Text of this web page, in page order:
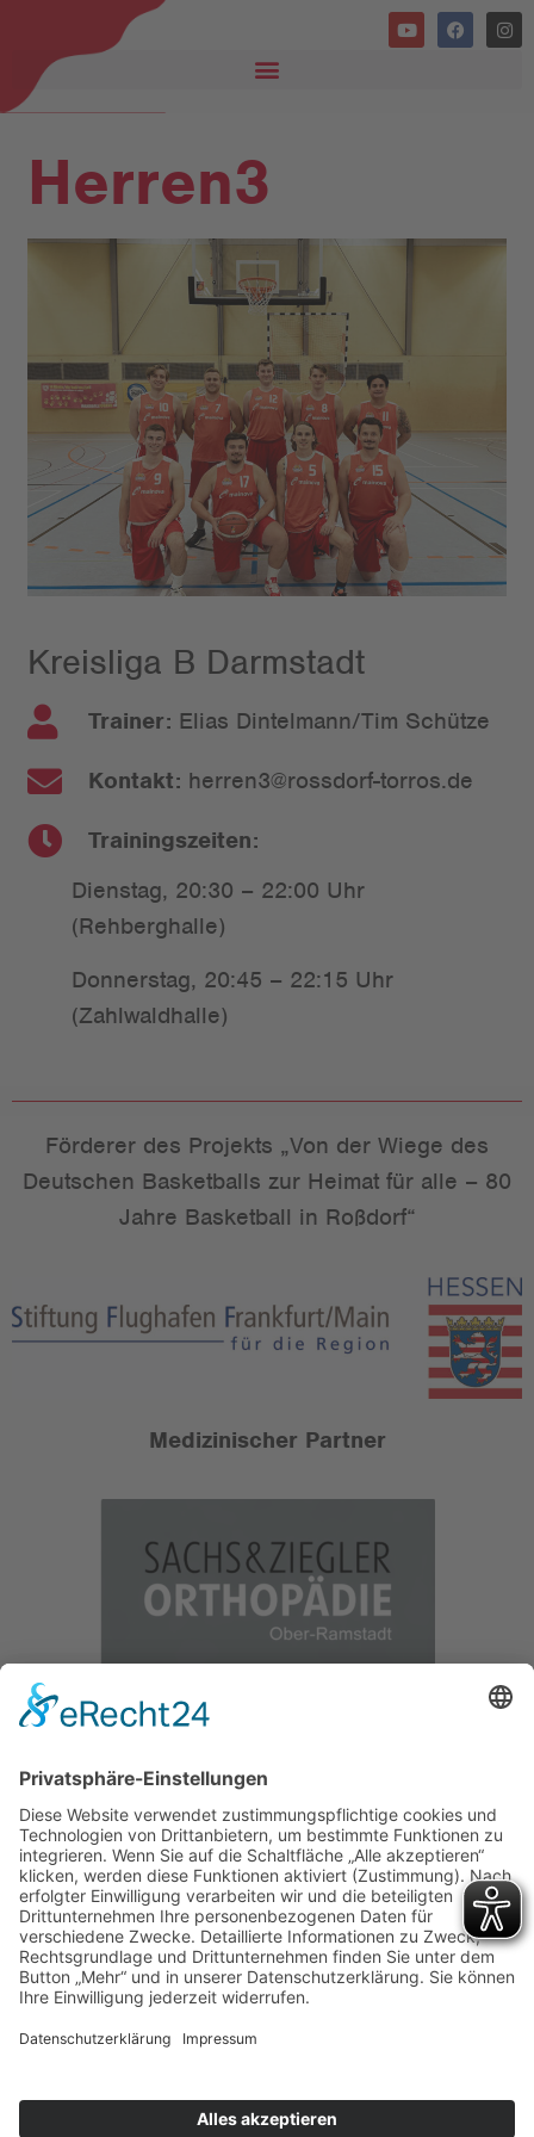
Herren3
Kreisliga B Darmstadt
Trainer: Elias Dintelmann/Tim Schütze
Kontakt: herren3@rossdorf-torros.de
Trainingszeiten:
Dienstag, 20:30 – 22:00 Uhr
(Rehberghalle)
Donnerstag, 20:45 – 22:15 Uhr
(Zahlwaldhalle)
Förderer des Projekts „Von der Wiege des
Deutschen Basketballs zur Heimat für alle – 80
Jahre Basketball in Roßdorf“
Medizinischer Partner
Offizieller Partnerverein der
Roßdorf Torros © 2026
Schnelles & sicheres Webhosting durch Izy-